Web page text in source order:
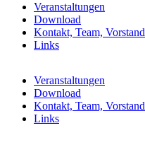
Veranstaltungen
Download
Kontakt, Team, Vorstand
Links
Veranstaltungen
Download
Kontakt, Team, Vorstand
Links